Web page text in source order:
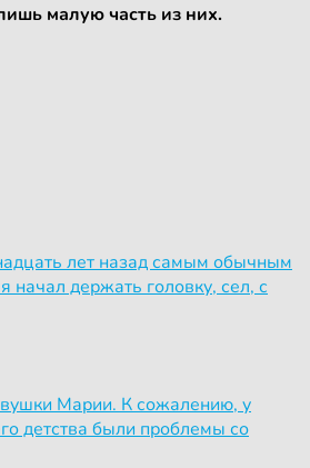
малую часть из них.
лет назад самым обычным
начал держать головку, сел, с
Марии. К сожалению, у
детства были проблемы со